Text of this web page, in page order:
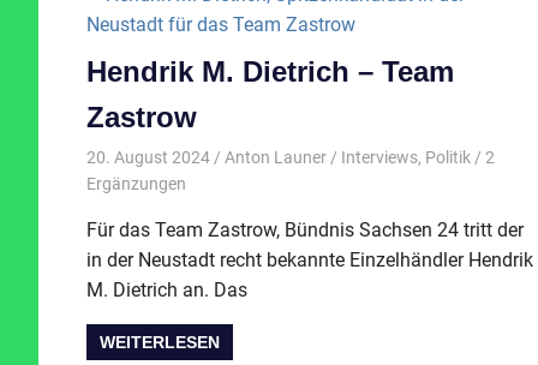
Hendrik M. Dietrich – Team
Zastrow
20. August 2024 Anton Launer Interviews, Politik/ 2
Ergänzungen
Für das Team Zastrow, Bündnis Sachsen 24 tritt der
in der Neustadt recht bekannte Einzelhändler Hendrik
M. Dietrich an. Das
WEITERLESEN